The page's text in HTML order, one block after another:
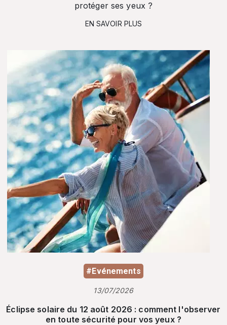
protéger ses yeux ?
EN SAVOIR PLUS
#Evénements
13/07/2026
Éclipse solaire du 12 août 2026 : comment l'observer
en toute sécurité pour vos yeux ?